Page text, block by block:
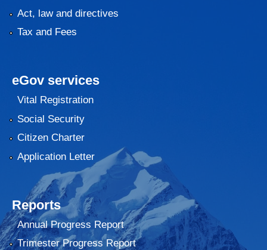
Act, law and directives
Tax and Fees
eGov services
Vital Registration
Social Security
Citizen Charter
Application Letter
Reports
Annual Progress Report
Trimester Progress Report